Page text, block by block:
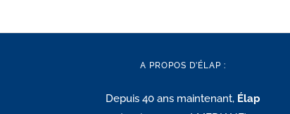
A PROPOS D’ÉLAP :
Depuis 40 ans maintenant, Élap